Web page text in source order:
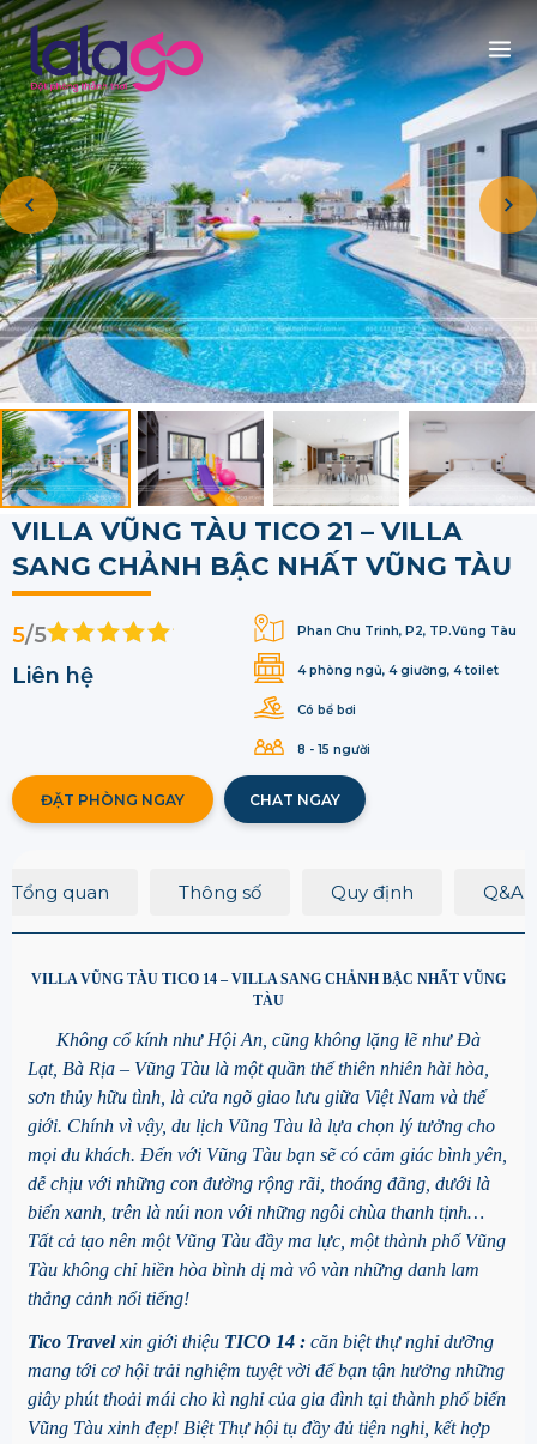
VILLA VŨNG TÀU TICO 21 – VILLA
SANG CHẢNH BẬC NHẤT VŨNG TÀU
Phan Chu Trinh, P2, TP.Vũng Tàu
4 phòng ngủ, 4 giường, 4 toilet
Có bể bơi
8 - 15 người
5/5
Liên hệ
ĐẶT PHÒNG NGAY CHAT NGAY
Tổng quan Thông số Quy định Q&A
VILLA VŨNG TÀU TICO 14 – VILLA SANG CHẢNH BẬC NHẤT VŨNG
TÀU
Không cổ kính như Hội An, cũng không lặng lẽ như Đà
Lạt, Bà Rịa – Vũng Tàu là một quần thể thiên nhiên hài hòa,
sơn thủy hữu tình, là cửa ngõ giao lưu giữa Việt Nam và thế
giới. Chính vì vậy, du lịch Vũng Tàu là lựa chọn lý tưởng cho
mọi du khách. Đến với Vũng Tàu bạn sẽ có cảm giác bình yên,
dễ chịu với những con đường rộng rãi, thoáng đãng, dưới là
biển xanh, trên là núi non với những ngôi chùa thanh tịnh…
Tất cả tạo nên một Vũng Tàu đầy ma lực, một thành phố Vũng
Tàu không chỉ hiền hòa bình dị mà vô vàn những danh lam
thắng cảnh nổi tiếng!
Tico Travelxin giới thiệu TICO 14 :căn biệt thự nghỉ dưỡng
mang tới cơ hội trải nghiệm tuyệt vời để bạn tận hưởng những
giây phút thoải mái cho kì nghỉ của gia đình tại thành phố biển
Vũng Tàu xinh đẹp! Biệt Thự hội tụ đầy đủ tiện nghi, kết hợp